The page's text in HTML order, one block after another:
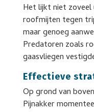
Het lijkt niet
roofmijten tegen
maar genoeg
Predatoren zoals
gaasvliegen
Effectieve
Op grond van
Pijnakker